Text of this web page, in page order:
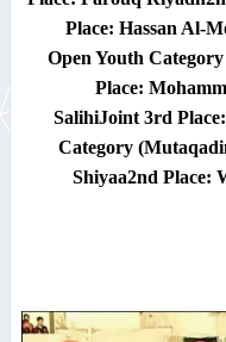
Place: Hassan Al-
Open Youth
Place:
SalihiJoint 3rd Place:
Category
Shiyaa2nd Place: